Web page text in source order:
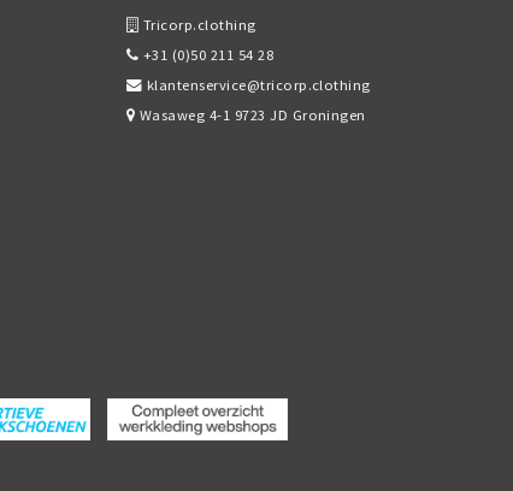
Tricorp.clothing
+31 (0)50 211 54 28
klantenservice@tricorp.clothing
Wasaweg 4-1 9723 JD Groningen